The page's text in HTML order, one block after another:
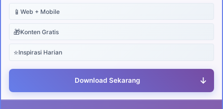
📱 Web + Mobile
🎁Konten Gratis
⭐Inspirasi Harian
Download Sekarang ↓